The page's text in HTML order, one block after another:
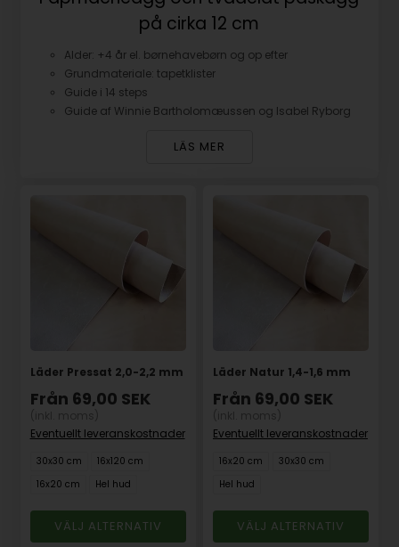
på cirka 12 cm
Alder: +4 år el. børnehavebørn og op efter
Grundmateriale: tapetklister
Guide i 14 steps
Guide af Winnie Bartholomæussen og Isabel Ryborg
LÄS MER
Läder Pressat 2,0-2,2 mm
Från 69,00 SEK
Eventuellt leveranskostnader
30x30 cm
16x120 cm
16x20 cm
Hel hud
VÄLJ ALTERNATIV
Läder Natur 1,4-1,6 mm
Från 69,00 SEK
Eventuellt leveranskostnader
16x20 cm
30x30 cm
Hel hud
VÄLJ ALTERNATIV